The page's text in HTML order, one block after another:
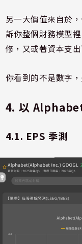
另一大價值來自於
訴你整個財務模型
修，又或著資本支
你看到的不是數字
4. 以
4.1. EPS 季測